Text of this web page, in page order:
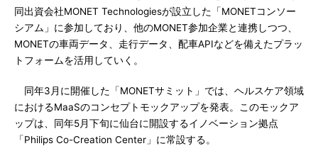
同出資会社MONET Technologiesが設立した「MONETコンソー
シアム」に参加しており、他のMONET参加企業と連携しつつ、
MONETの車両データ、走行データ、配車APIなどを備えたプラッ
トフォームを活用していく。
同年3月に開催した「MONETサミット」では、ヘルスケア領域
におけるMaaSのコンセプトモックアップを発表。このモックア
ップは、同年5月下旬に仙台に開設するイノベーション拠点
「Philips Co-Creation Center」に常設する。